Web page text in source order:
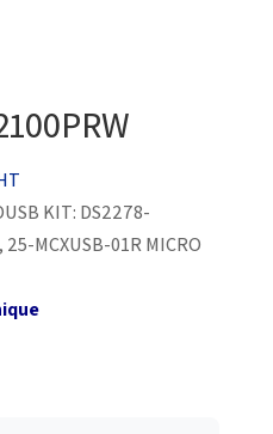
KIT: DS2278-
25-MCXUSB-01R MICRO